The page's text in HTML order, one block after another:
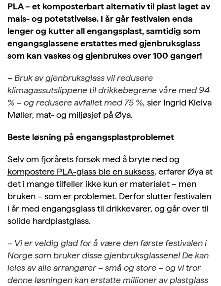
PLA – et komposterbart alternativ til plast laget av
mais- og potetstivelse. I år går festivalen enda
lenger og kutter all engangsplast, samtidig som
engangsglassene erstattes med gjenbruksglass
som kan vaskes og gjenbrukes over 100 ganger!
– Bruk av gjenbruksglass vil redusere
klimagassutslippene til drikkebegrene våre med 94
% – og redusere avfallet med 75 %, sier Ingrid Kleiva
Møller, mat- og miljøsjef på Øya.
Beste løsning på engangsplastproblemet
Selv om fjorårets forsøk med å bryte ned og
kompostere PLA-glass ble en suksess, erfarer Øya at
det i mange tilfeller ikke kun er materialet – men
bruken – som er problemet. Derfor slutter festivalen
i år med engangsglass til drikkevarer, og går over til
solide hardplastglass.
– Vi er veldig glad for å være den første festivalen i
Norge som bruker disse gjenbruksglassene! De kan
leies av alle arrangører – små og store – og vi tror
denne løsningen kan erstatte millioner av plastglass